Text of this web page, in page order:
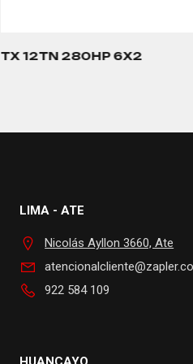
TX 12TN 280HP 6X2
LIMA - ATE
Nicolás Ayllon 3660, Ate
922 584 109